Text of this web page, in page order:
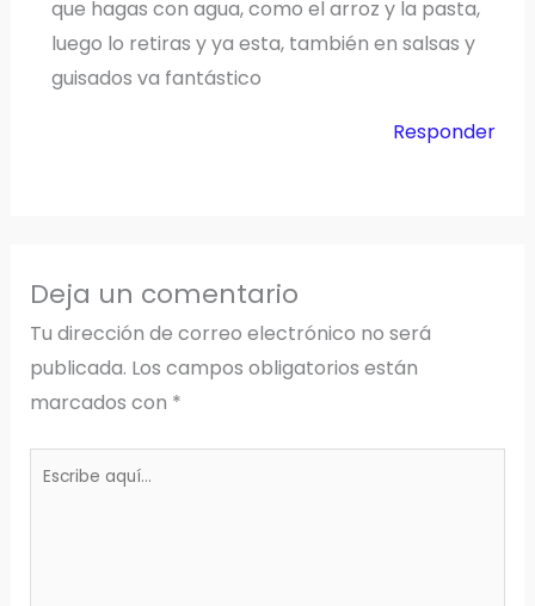
que hagas con agua, como el arroz y la pasta,
luego lo retiras y ya esta, también en salsas y
guisados va fantástico
Responder
Deja un comentario
Tu dirección de correo electrónico no será
publicada. Los campos obligatorios están
marcados con *
Escribe